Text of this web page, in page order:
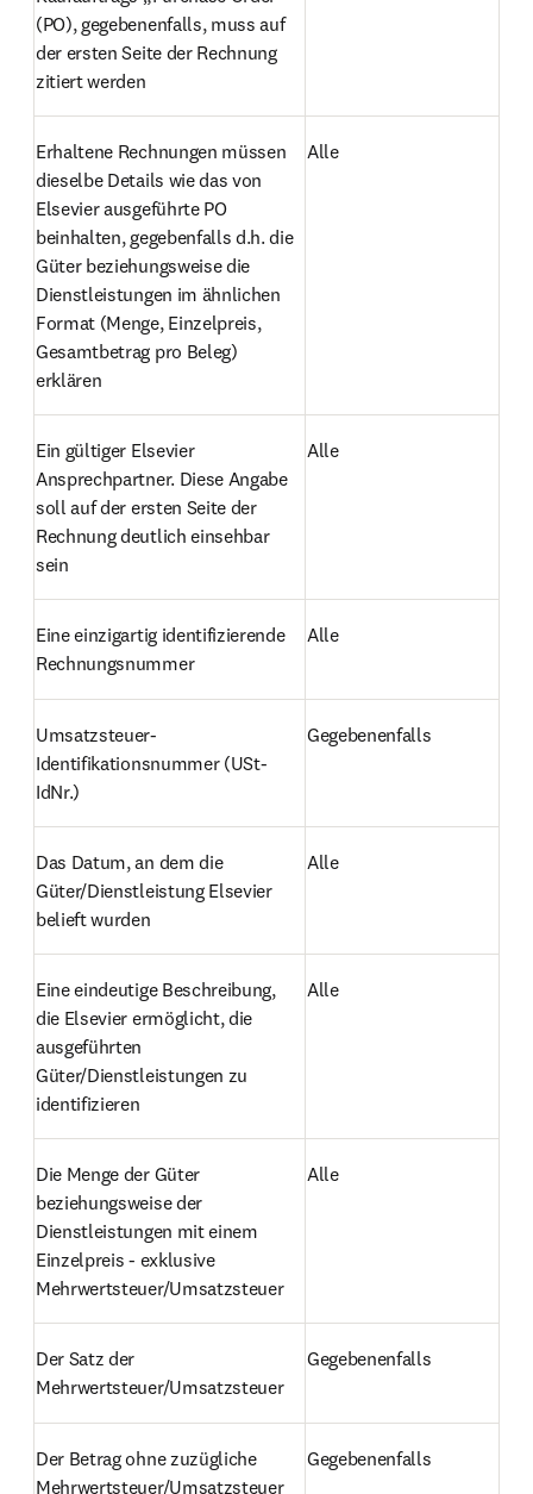
(PO), gegebenenfalls, muss auf
der ersten Seite der Rechnung
zitiert werden
Erhaltene Rechnungen müssen
dieselbe Details wie das von
Elsevier ausgeführte PO
beinhalten, gegebenfalls d.h. die
Güter beziehungsweise die
Dienstleistungen im ähnlichen
Format (Menge, Einzelpreis,
Gesamtbetrag pro Beleg)
erklären
Alle
Ein gültiger Elsevier
Ansprechpartner. Diese Angabe
soll auf der ersten Seite der
Rechnung deutlich einsehbar
sein
Alle
Eine einzigartig identifizierende
Rechnungsnummer
Alle
Umsatzsteuer-
Identifikationsnummer (USt-
IdNr.)
Gegebenenfalls
Das Datum, an dem die
Güter/Dienstleistung Elsevier
belieft wurden
Alle
Eine eindeutige Beschreibung,
die Elsevier ermöglicht, die
ausgeführten
Güter/Dienstleistungen zu
identifizieren
Alle
Die Menge der Güter
beziehungsweise der
Dienstleistungen mit einem
Einzelpreis - exklusive
Mehrwertsteuer/Umsatzsteuer
Alle
Der Satz der
Mehrwertsteuer/Umsatzsteuer
Gegebenenfalls
Der Betrag ohne zuzügliche
Mehrwertsteuer/Umsatzsteuer
Gegebenenfalls